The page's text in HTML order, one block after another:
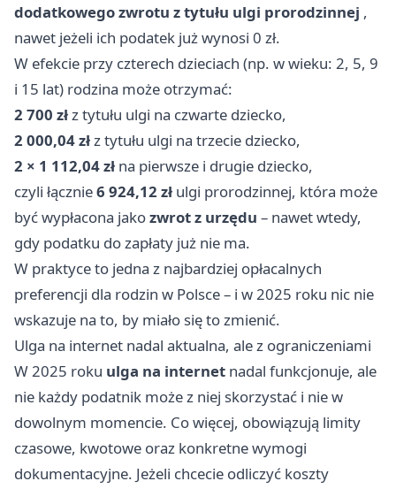
dodatkowego zwrotu z tytułu ulgi prorodzinnej ,
nawet jeżeli ich podatek już wynosi 0 zł.
W efekcie przy czterech dzieciach (np. w wieku: 2, 5, 9
i 15 lat) rodzina może otrzymać:
2 700 złz tytułu ulgi na czwarte dziecko,
2 000,04 złz tytułu ulgi na trzecie dziecko,
2 × 1 112,04 zł na pierwsze i drugie dziecko,
czyli łącznie6 924,12 zł ulgi prorodzinnej, która może
być wypłacona jakozwrot z urzędu – nawet wtedy,
gdy podatku do zapłaty już nie ma.
W praktyce to jedna z najbardziej opłacalnych
preferencji dla rodzin w Polsce – i w 2025 roku nic nie
wskazuje na to, by miało się to zmienić.
Ulga na internet nadal aktualna, ale z ograniczeniami
W 2025 roku ulga na internet nadal funkcjonuje, ale
nie każdy podatnik może z niej skorzystać i nie w
dowolnym momencie. Co więcej, obowiązują limity
czasowe, kwotowe oraz konkretne wymogi
dokumentacyjne. Jeżeli chcecie odliczyć koszty